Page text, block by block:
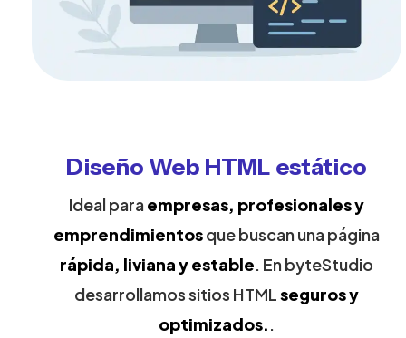
Diseño Web HTML estático
Ideal para empresas, profesionales y
emprendimientosque buscan una página
rápida, liviana y estable. En byteStudio
desarrollamos sitios HTMLseguros y
optimizados..